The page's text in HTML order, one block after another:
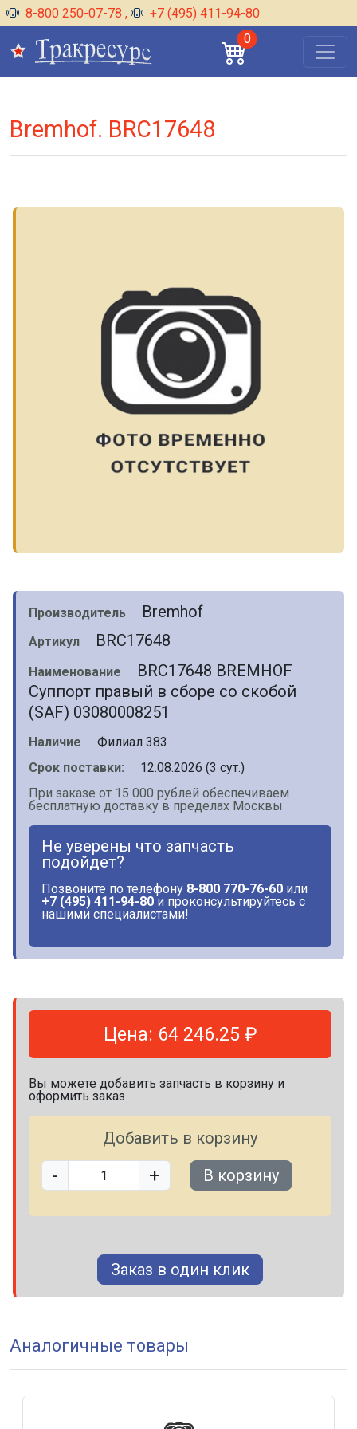
8-800 250-07-78 ,
+7 (495) 411-94-80
0
Bremhof. BRC17648
Производитель Bremhof
Артикул BRC17648
Наименование
BRC17648 BREMHOF
Суппорт правый в сборе со скобой
(SAF) 03080008251
Наличие
Филиал 383
Срок поставки:
12.08.2026 (3 сут.)
При заказе от 15 000 рублей обеспечиваем
бесплатную доставку в пределах Москвы
Не уверены что запчасть
подойдет?
Позвоните по телефону 8-800 770-76-60 или
+7 (495) 411-94-80 и проконсультируйтесь с
нашими специалистами!
Цена: 64 246.25 ₽
Вы можете добавить запчасть в корзину и
оформить заказ
Добавить в корзину
- + В корзину
Заказ в один клик
Аналогичные товары